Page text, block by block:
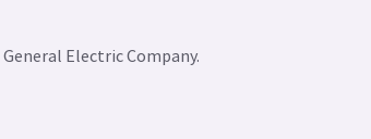
Electric Company.